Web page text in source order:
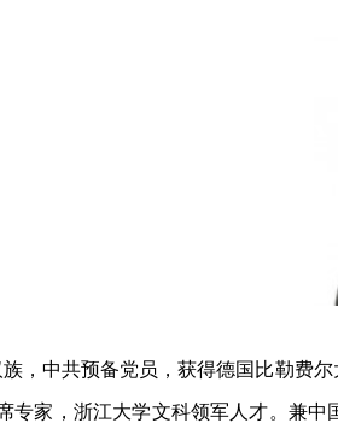
，中共预备党员，获得德国比勒费
专家，浙江大学文科领军人才。兼